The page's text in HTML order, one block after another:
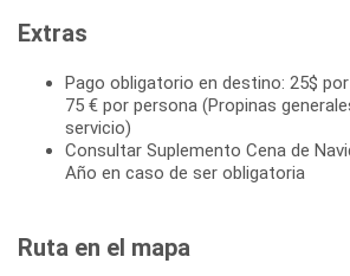
Extras
Pago obligatorio en destino: 25$
75 € por persona (Propinas
servicio)
Consultar Suplemento Cena de
Año en caso de ser obligatoria
Ruta en el mapa